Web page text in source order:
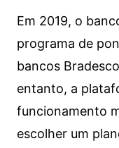
Em 2019, o
programa de
bancos
entanto, a
funcionamento
escolher um